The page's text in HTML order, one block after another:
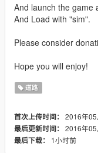
And launch the game
And Load with "sim".
Please consider
Hope you will enjoy!
道路
首次上传时间： 2016年05
最后更新时间： 2016年05
最后下载：
1小时前